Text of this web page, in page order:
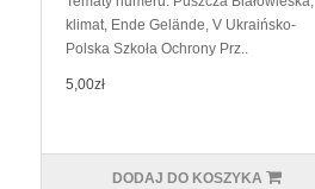
klimat, Ende Gelände, V Ukraińsko-
Polska Szkoła Ochrony Prz..
5,00zł
DODAJ DO KOSZYKA